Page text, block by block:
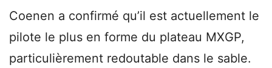
Coenen a confirmé qu’il est actuellement le
pilote le plus en forme du plateau MXGP,
particulièrement redoutable dans le sable.